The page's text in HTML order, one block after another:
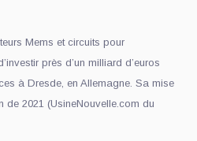
Mems et circuits pour
près d’un milliard d’euros
à Dresde, en Allemagne. Sa mise
de 2021 (UsineNouvelle.com du